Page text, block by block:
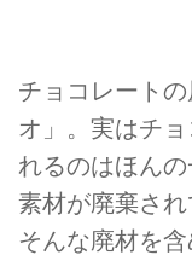
チョコレート
オ」。実はチ
れるのはほん
素材が廃棄さ
そんな廃材を